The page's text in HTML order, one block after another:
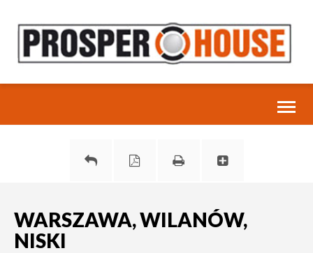
WARSZAWA, WILANÓW,
NISKI